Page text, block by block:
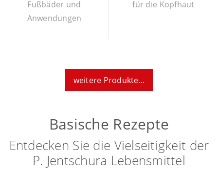
Fußbäder und
Anwendungen
für die Kopfhaut
weitere Produkte...
Basische Rezepte
Entdecken Sie die Vielseitigkeit der
P. Jentschura Lebensmittel